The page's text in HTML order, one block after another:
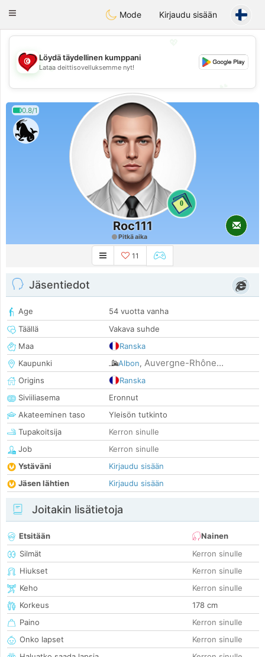
Tunisia Dating
Toggle
Mode Kirjaudu sisään
💖
💕
Löydä täydellinen kumppani
Lataa deittisovelluksemme nyt!
0.8/1
0
Roc111
Pitkä aika
11
Jäsentiedot
Age
54 vuotta vanha
Täällä
Vakava suhde
Maa
Ranska
Kaupunki
Albon, Auvergne-Rhône...
Origins
Ranska
Siviiliasema
Eronnut
Akateeminen taso
Yleisön tutkinto
Tupakoitsija
Kerron sinulle
Job
Kerron sinulle
Ystäväni
Kirjaudu sisään
Jäsen lähtien
Kirjaudu sisään
Joitakin lisätietoja
Etsitään
Nainen
Silmät
Kerron sinulle
Hiukset
Kerron sinulle
Keho
Kerron sinulle
Korkeus
178 cm
Paino
Kerron sinulle
Onko lapset
Kerron sinulle